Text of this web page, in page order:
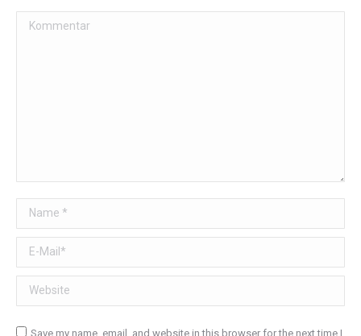
Kommentar
Name *
E-Mail *
Website
Save my name, email, and website in this browser for the next time I